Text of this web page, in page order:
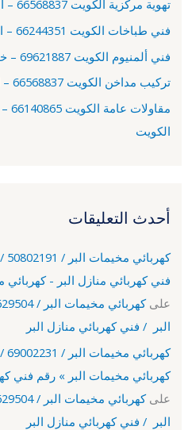
ن
:
تهوية مركزية الكويت 66568837 – الري – شركة تهوية مركزية
فني طباخات الكويت 66244351 – الدوحة – فني تصليح طباخات
فني ألمنيوم الكويت 69621887 – خيطان – فني المنيوم
تركيب مداخن الكويت 66568837 – الفنيطيس – تركيب شفاطات
الكويت
أحدث التعليقات
فني كهربائي منازل البر -
على
البر / فني كهربائي منازل البر
كهربائي مخيمات البر » رقم فني كهربائي /
على
البر / فني كهربائي منازل البر